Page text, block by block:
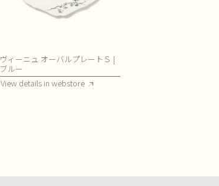
ヴィーニュ オーバルプレートＳ |
ブルー
View details in webstore